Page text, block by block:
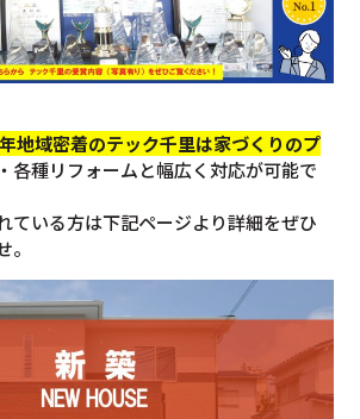
地域密着のテック千里は家づくりのプ
各種リフォームと幅広く対応が可能で
ている方は下記ページより詳細をぜひ